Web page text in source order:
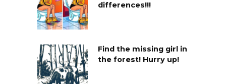
differences!!!
Find the missing girl in
the forest! Hurry up!